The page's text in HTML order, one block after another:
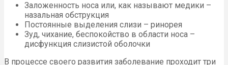
Заложенность носа или, как называют медики –
назальная обструкция
Постоянные выделения слизи – ринорея
Зуд, чихание, беспокойство в области носа –
дисфункция слизистой оболочки
В процессе своего развития заболевание проходит три